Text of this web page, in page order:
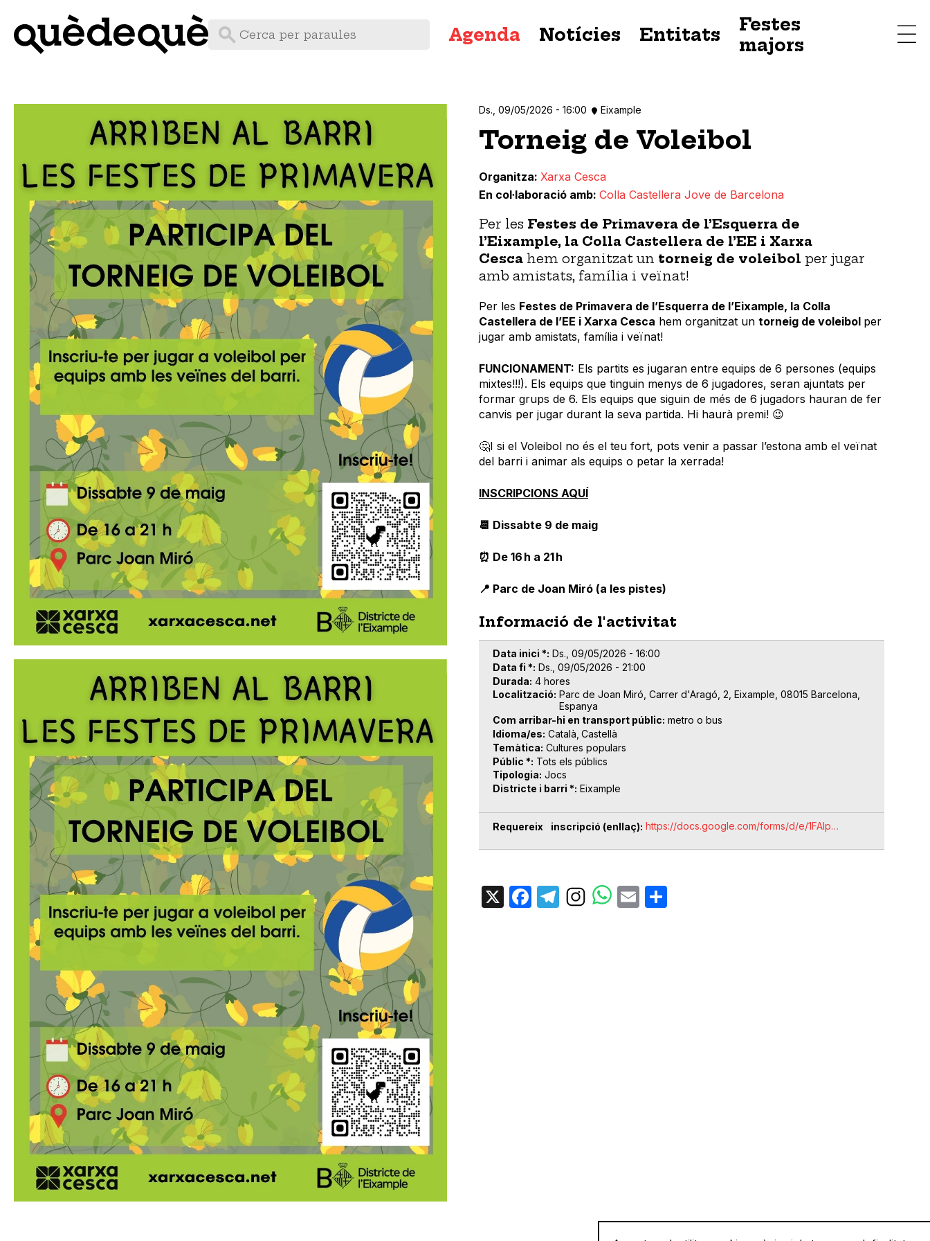
principal
Agenda Notícies Entitats
Festes
majors
Ds., 09/05/2026 - 16:00 Eixample
Torneig de Voleibol
Organitza Xarxa Cesca
En col·laboració amb Colla Castellera Jove de Barcelona
Per les Festes de Primavera de l’Esquerra de
l’Eixample, la Colla Castellera de l’EE i Xarxa
Cesca hem organitzat un torneig de voleibol per jugar
amb amistats, família i veïnat!
Per les Festes de Primavera de l’Esquerra de l’Eixample, la Colla
Castellera de l’EE i Xarxa Cesca hem organitzat un torneig de voleibol per
jugar amb amistats, família i veïnat!
FUNCIONAMENT: Els partits es jugaran entre equips de 6 persones (equips
mixtes!!!). Els equips que tinguin menys de 6 jugadores, seran ajuntats per
formar grups de 6. Els equips que siguin de més de 6 jugadors hauran de fer
canvis per jugar durant la seva partida. Hi haurà premi! 😉
🤔I si el Voleibol no és el teu fort, pots venir a passar l’estona amb el veïnat
del barri i animar als equips o petar la xerrada!
INSCRIPCIONS AQUÍ
📆 Dissabte 9 de maig
⏰ De 16 h a 21 h
📍 Parc de Joan Miró (a les pistes)
Informació de l'activitat
Data inici * Ds., 09/05/2026 - 16:00
Data fi * Ds., 09/05/2026 - 21:00
Durada 4 hores
Localització Parc de Joan Miró, Carrer d'Aragó, 2, Eixample, 08015 Barcelona,
Espanya
Com arribar-hi en transport públic metro o bus
Idioma/es Català Castellà
Temàtica Cultures populars
Públic * Tots els públics
Tipologia Jocs
Districte i barri * Eixample
Requereix inscripció (enllaç) https://docs.google.com/forms/d/e/1FAIp…
X Facebook
TelegramEmail